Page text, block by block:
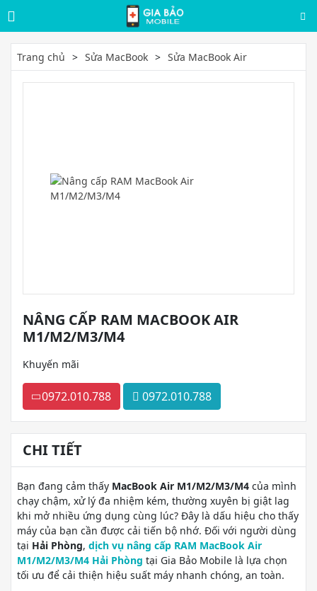
Trang chủ Sửa MacBook Sửa MacBook Air
NÂNG CẤP RAM MACBOOK AIR
M1/M2/M3/M4
Khuyến mãi
0972.010.788 0972.010.788
CHI TIẾT
Bạn đang cảm thấy MacBook Air M1/M2/M3/M4 của mình
chạy chậm, xử lý đa nhiệm kém, thường xuyên bị giật lag
khi mở nhiều ứng dụng cùng lúc? Đây là dấu hiệu cho thấy
máy của bạn cần được cải tiến bộ nhớ. Đối với người dùng
tại Hải Phòng, dịch vụ nâng cấp RAM MacBook Air
M1/M2/M3/M4 Hải Phòng tại Gia Bảo Mobile là lựa chọn
tối ưu để cải thiện hiệu suất máy nhanh chóng, an toàn.